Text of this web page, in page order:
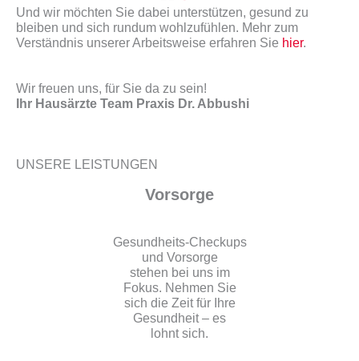
Und wir möchten Sie dabei unterstützen, gesund zu
bleiben und sich rundum wohlzufühlen. Mehr zum
Verständnis unserer Arbeitsweise erfahren Sie hier.
Wir freuen uns, für Sie da zu sein!
Ihr Hausärzte Team Praxis Dr. Abbushi
UNSERE LEISTUNGEN
Vorsorge
Gesundheits-Checkups
und Vorsorge
stehen bei uns im
Fokus. Nehmen Sie
sich die Zeit für Ihre
Gesundheit – es
lohnt sich.